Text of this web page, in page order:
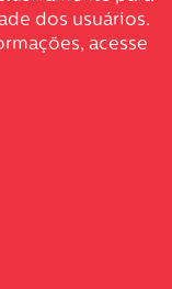
dos usuários.
acesse